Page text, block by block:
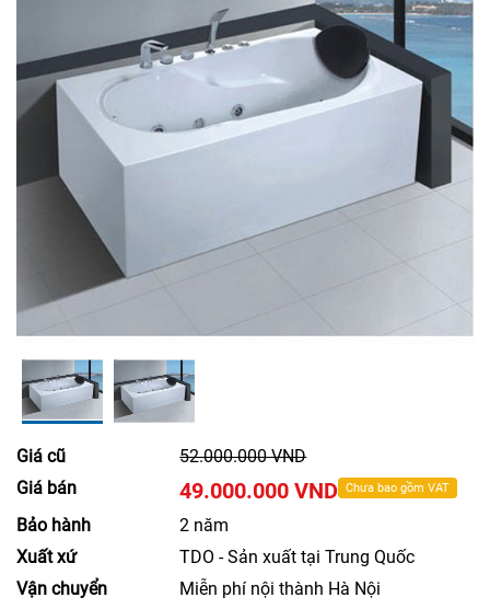
Giá cũ
52.000.000 VND
Giá bán
49.000.000 VND Chưa bao gồm VAT
Bảo hành
2 năm
Xuất xứ
TDO - Sản xuất tại Trung Quốc
Vận chuyển
Miễn phí nội thành Hà Nội